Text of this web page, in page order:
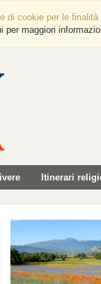
di cookie per le
per maggiori
Itinerari